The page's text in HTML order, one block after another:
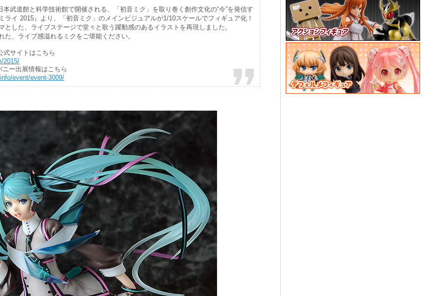
本武道館と科学技術館で開催される、「初音ミク」を取り巻く創作文化の“今”を発信す
ライ 2015』より、「初音ミク」のメインビジュアルが1/10スケールでフィギュア化！
とした、ライブステージで堂々と歌う躍動感のあるイラストを再現しました。
た、ライブ感溢れるミクをご堪能ください。
式サイトはこちら
2015/
ー出展情報はこちら
event/event-3009/